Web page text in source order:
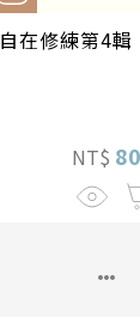
自在修練第4輯
NT$